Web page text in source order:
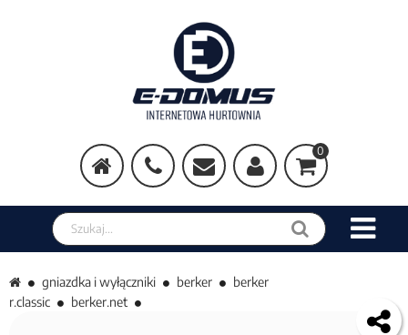
0
Szukaj w sklepie
gniazdka i wyłączniki berker
berker
r.classic
berker.net